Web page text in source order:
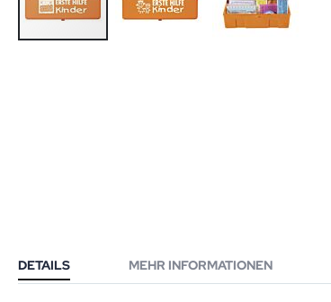
DETAILS MEHR INFORMATIONEN